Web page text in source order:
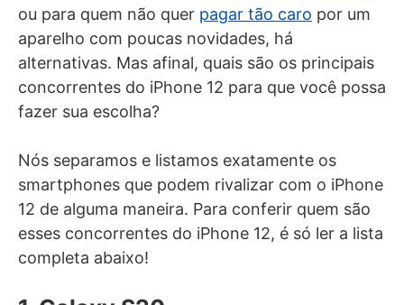
ou para quem não quer pagar tão caro por um
aparelho com poucas novidades, há
alternativas. Mas afinal, quais são os principais
concorrentes do iPhone 12 para que você possa
fazer sua escolha?
Nós separamos e listamos exatamente os
smartphones que podem rivalizar com o iPhone
12 de alguma maneira. Para conferir quem são
esses concorrentes do iPhone 12, é só ler a lista
completa abaixo!